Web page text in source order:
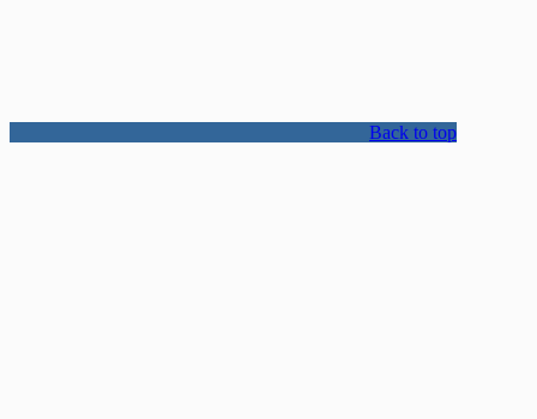
Back to top